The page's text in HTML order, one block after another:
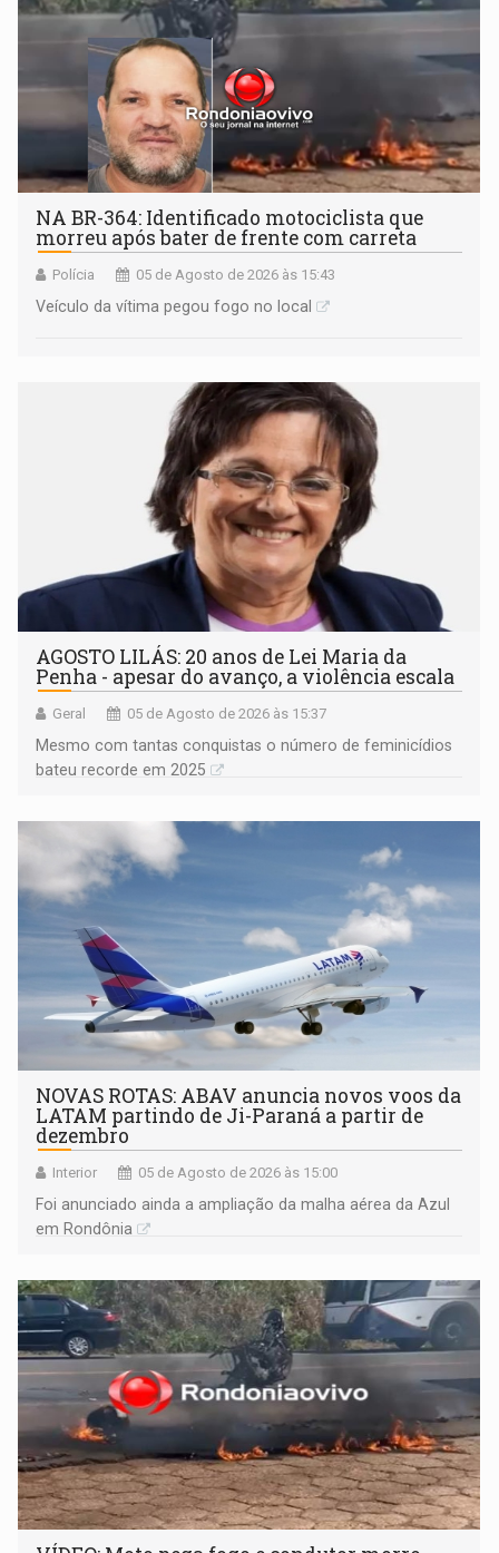
NA BR-364: Identificado motociclista que
morreu após bater de frente com carreta
Polícia 05 de Agosto de 2026 às 15:43
Veículo da vítima pegou fogo no local
AGOSTO LILÁS: 20 anos de Lei Maria da
Penha - apesar do avanço, a violência escala
Geral 05 de Agosto de 2026 às 15:37
Mesmo com tantas conquistas o número de feminicídios
bateu recorde em 2025
NOVAS ROTAS: ABAV anuncia novos voos da
LATAM partindo de Ji-Paraná a partir de
dezembro
Interior 05 de Agosto de 2026 às 15:00
Foi anunciado ainda a ampliação da malha aérea da Azul
em Rondônia